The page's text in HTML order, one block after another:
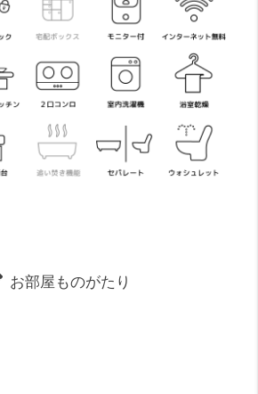
お部屋ものがたり